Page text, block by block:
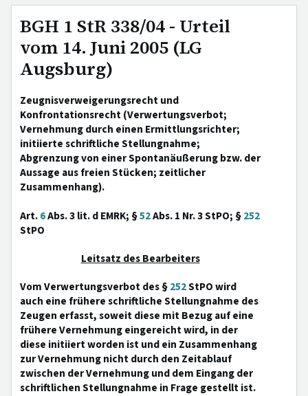
BGH 1 StR 338/04 - Urteil
vom 14. Juni 2005 (LG
Augsburg)
Zeugnisverweigerungsrecht und
Konfrontationsrecht (Verwertungsverbot;
Vernehmung durch einen Ermittlungsrichter;
initiierte schriftliche Stellungnahme;
Abgrenzung von einer Spontanäußerung bzw. der
Aussage aus freien Stücken; zeitlicher
Zusammenhang).
Art.6Abs. 3 lit. d EMRK; §52Abs. 1 Nr. 3 StPO; §252
StPO
Leitsatz des Bearbeiters
Vom Verwertungsverbot des §252StPO wird
auch eine frühere schriftliche Stellungnahme des
Zeugen erfasst, soweit diese mit Bezug auf eine
frühere Vernehmung eingereicht wird, in der
diese initiiert worden ist und ein Zusammenhang
zur Vernehmung nicht durch den Zeitablauf
zwischen der Vernehmung und dem Eingang der
schriftlichen Stellungnahme in Frage gestellt ist.